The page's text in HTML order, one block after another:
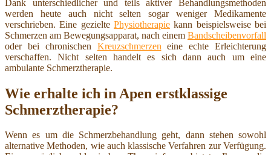
Dank unterschiedlicher und teils aktiver Behandlungsmethoden
werden heute auch nicht selten sogar weniger Medikamente
verschrieben. Eine gezielte Physiotherapie kann beispielsweise bei
Schmerzen am Bewegungsapparat, nach einem Bandscheibenvorfall
oder bei chronischen Kreuzschmerzen eine echte Erleichterung
verschaffen. Nicht selten handelt es sich dann auch um eine
ambulante Schmerztherapie.
Wie erhalte ich in Apen erstklassige
Schmerztherapie?
Wenn es um die Schmerzbehandlung geht, dann stehen sowohl
alternative Methoden, wie auch klassische Verfahren zur Verfügung.